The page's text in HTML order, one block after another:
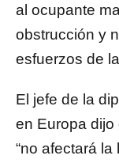
al ocupante
obstrucción y
esfuerzos de
El jefe de la
en Europa
“no afectará